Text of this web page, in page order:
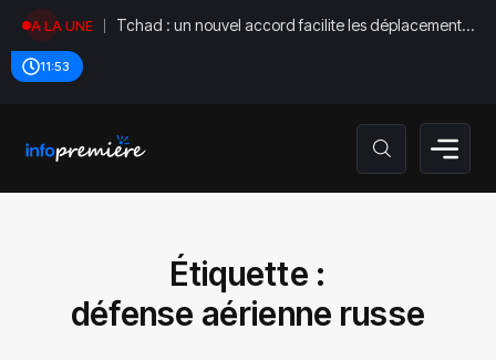
A LA UNE
Tchad : un nouvel accord facilite les déplacements
11:53
Étiquette :
défense aérienne russe